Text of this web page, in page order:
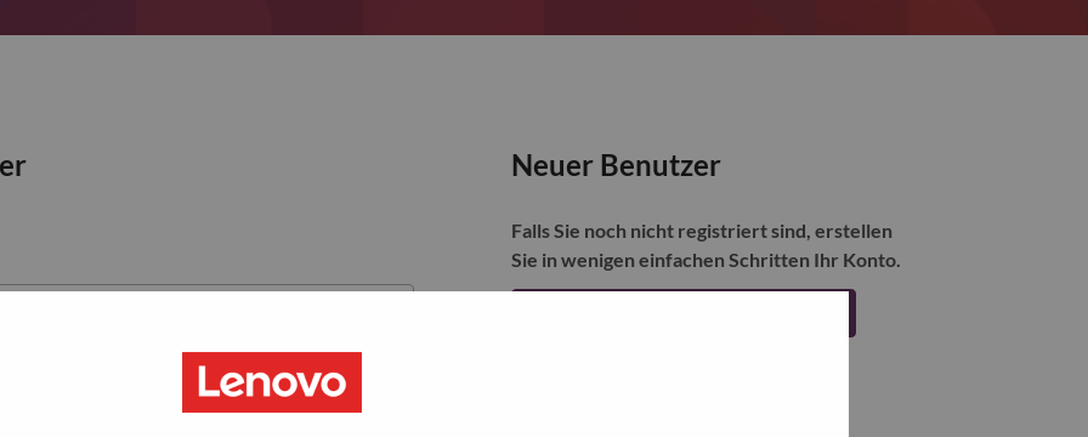
Neuer Benutzer
Falls Sie noch nicht registriert sind, erstellen
Sie in wenigen einfachen Schritten Ihr Konto.